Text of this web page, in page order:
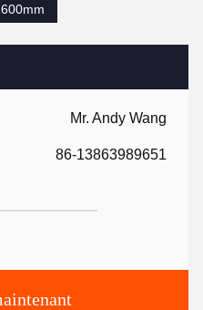
Mr. Andy Wang
86-13863989651